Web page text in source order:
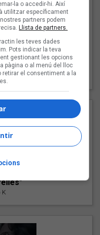
K
la o accedir-hi. Així
utilitzar específicament
partners podem
Llista de partners.
les teves dades
Pots indicar la teva
gestionant les opcions
pàgina o al menú del lloc
retirar el consentiment a la